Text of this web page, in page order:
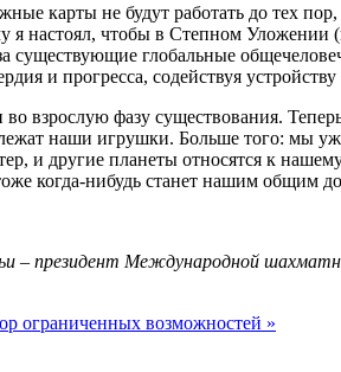
карты не будут работать до тех
я настоял, чтобы в Степном
за существующие глобальные
и прогресса, содействуя
взрослую фазу существования.
наши игрушки. Больше того: мы
и другие планеты относятся к
когда-нибудь станет нашим общим
– президент Международной
ограниченных возможностей »